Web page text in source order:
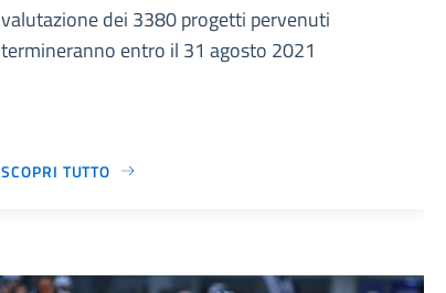
valutazione dei 3380 progetti pervenuti
termineranno entro il 31 agosto 2021
SCOPRI TUTTO